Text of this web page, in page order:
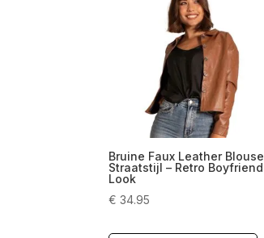
Bruine Faux Leather Blouse
Straatstijl – Retro Boyfriend
Look
€ 34.95